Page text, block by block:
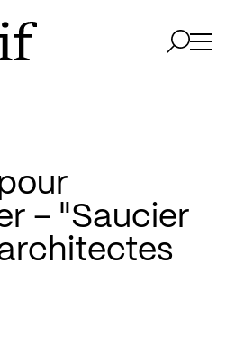
– "Saucier